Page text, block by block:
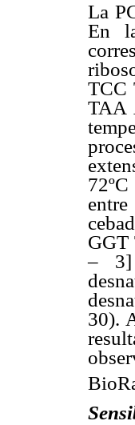
La
En
TCC
TAA
GGT
–